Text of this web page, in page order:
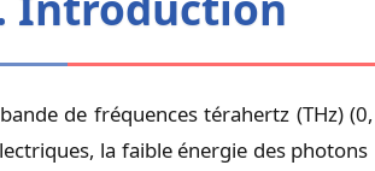
de fréquences térahertz (THz)
la faible énergie des